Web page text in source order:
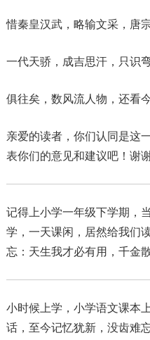
惜秦皇汉武，略输文采，唐
一代天骄，成吉思汗，只识
俱往矣，数风流人物，还看今
亲爱的读者，你们认同是这
表你们的意见和建议吧！谢
记得上小学一年级下学期，
学，一天课闲，居然给我们
忘：天生我才必有用，千金
小时候上学，小学语文课本
话，至今记忆犹新，没齿难忘